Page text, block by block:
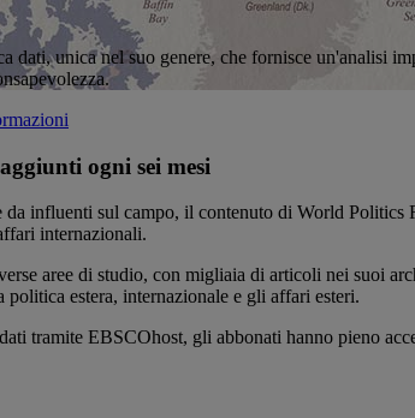
dati, unica nel suo genere, che fornisce un'analisi
ogni sei mesi
influenti sul campo, il contenuto di World
internazionali.
aree di studio, con migliaia di articoli nei suoi
estera, internazionale e gli affari esteri.
tramite EBSCOhost, gli abbonati hanno pieno